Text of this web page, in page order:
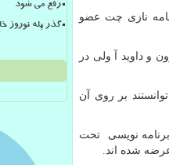
نازی چت عضو
و داوید آ ولی در
و تا ۵ کاربر به صورت همزمان می‌توانستند بر روی آن
نویسی تحت
شده اند.
رفع می شود
گذر پله نوروز